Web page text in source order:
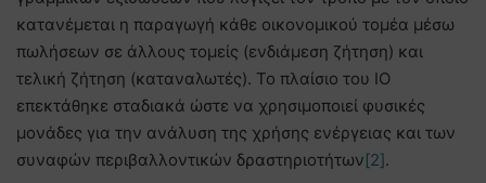
κατανέμεται η παραγωγή κάθε οικονομικού τομέα μέσω
πωλήσεων σε άλλους τομείς (ενδιάμεση ζήτηση) και
τελική ζήτηση (καταναλωτές). Το πλαίσιο του IO
επεκτάθηκε σταδιακά ώστε να χρησιμοποιεί φυσικές
μονάδες για την ανάλυση της χρήσης ενέργειας και των
συναφών περιβαλλοντικών δραστηριοτήτων[2].